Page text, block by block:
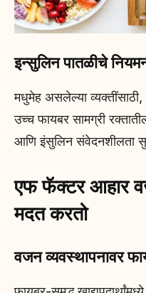
इन्सुलिन पातळीचे
मधुमेह असलेल्या
उच्च फायबर सामग्री
आणि इंसुलिन संवेदनशीलता
एफ फॅक्टर आहार
मदत करतो
वजन व्यवस्थापनावर